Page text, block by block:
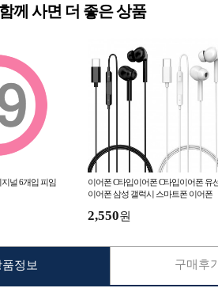
함께 사면 더 좋은 상품
널 6개입 피임
이어폰 C타입이어폰 C타입이어폰 유
이어폰 삼성 갤럭시 스마트폰 이어폰
2,550원
정보 구매후